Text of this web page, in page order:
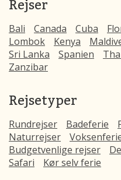
Rejser
Bali Canada Cuba
Lombok
Kenya
Sri Lanka
Spanien
Zanzibar
Rejsetyper
Rundrejser Badeferie
Naturrejser
Budgetvenlige rejser
Safari
Kør selv ferie